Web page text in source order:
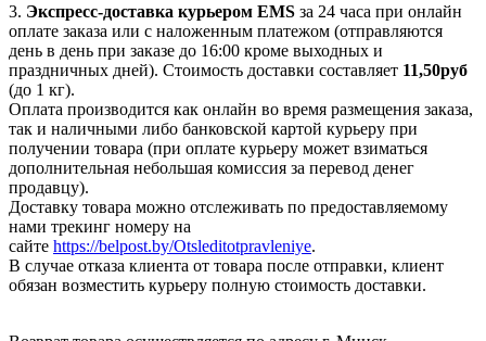
3. Экспресс-доставка курьером EMS за 24 часа при онлайн
оплате заказа или с наложенным платежом (отправляются
день в день при заказе до 16:00 кроме выходных и
праздничных дней). Стоимость доставки составляет 11,50руб
(до 1 кг).
Оплата производится как онлайн во время размещения заказа,
так и наличными либо банковской картой курьеру при
получении товара (при оплате курьеру может взиматься
дополнительная небольшая комиссия за перевод денег
продавцу).
Доставку товара можно отслеживать по предоставляемому
нами трекинг номеру на
сайте https://belpost.by/Otsleditotpravleniye.
В случае отказа клиента от товара после отправки, клиент
обязан возместить курьеру полную стоимость доставки.